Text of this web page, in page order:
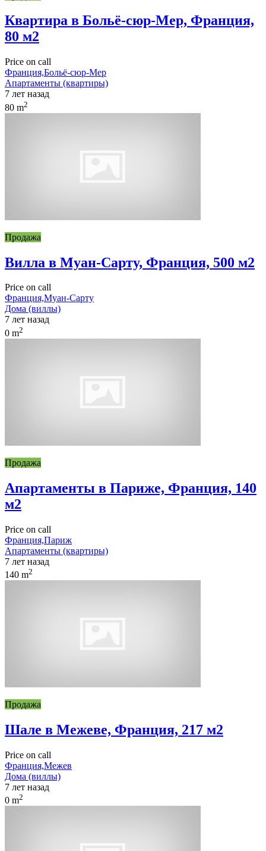
Квартира в Больё-сюр-Мер, Франция,
80 м2
Price on call
Франция,Больё-сюр-Мер
Апартаменты (квартиры)
7 лет назад
80 m2
Продажа
Вилла в Муан-Сарту, Франция, 500 м2
Price on call
Франция,Муан-Сарту
Дома (виллы)
7 лет назад
0 m2
Продажа
Апартаменты в Париже, Франция, 140
м2
Price on call
Франция,Париж
Апартаменты (квартиры)
7 лет назад
140 m2
Продажа
Шале в Межеве, Франция, 217 м2
Price on call
Франция,Межев
Дома (виллы)
7 лет назад
0 m2